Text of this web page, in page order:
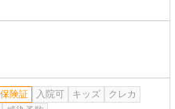
険証 入院可 キッズ
クレカ